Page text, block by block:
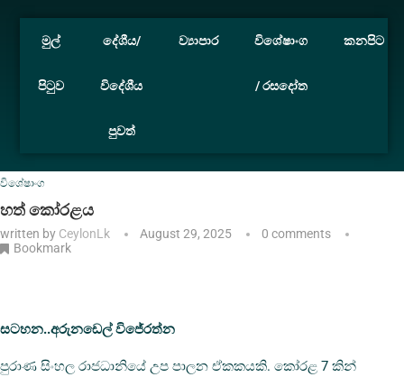
මුල්
පිටුව
දේශීය/
විදේශීය
පුවත්
ව්‍යාපාර විශේෂාංග
/ රසදෝත
කනපිට
විශේෂාංග
හත් කෝරළය
written by CeylonLk August 29, 2025
0 comments
Bookmark
සටහන..අරුනඩෙල් විජේරත්න
පුරාණ සිංහල රාජධානියේ උප පාලන ඒකකයකි. කෝරළ 7 කින්